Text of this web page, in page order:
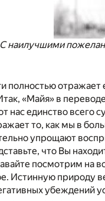
полностью отражает
«Майя» в
нас единство всего
то, как мы в
упрощают
что Вы
посмотрим на
Истинную природу
убеждений